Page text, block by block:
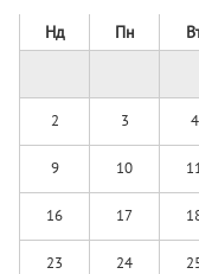
Нд Пн
2 3 4
9 10
16 17
23 24